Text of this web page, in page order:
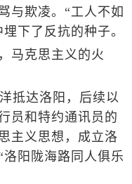
与欺凌。“工人不如
下了反抗的种子。
克思主义的火
达洛阳，后续以
员和特约通讯员的
主义思想，成立洛
阳陇海路同人俱乐